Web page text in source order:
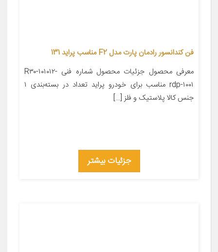
فن کندانسور رادمان پارت مدل F2 مناسب پراید 131
معرفی محصول جزئیات محصول شماره فنی R۳۰-۱۰۱۰۱۲-
rdp-۱۰۰۱ مناسب برای خودرو پراید تعداد در بسته‌بندی ۱
جنس کالا پلاستیک و فلز […]
جزئیات بیشتر